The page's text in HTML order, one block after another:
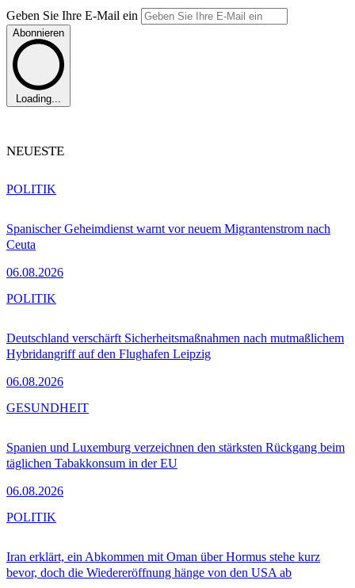
Geben Sie Ihre E-Mail ein
Abonnieren
Loading...
NEUESTE
Spanischer Geheimdienst warnt vor neuem Migrantenstrom nach
Ceuta
06.08.2026
POLITIK
Deutschland verschärft Sicherheitsmaßnahmen nach mutmaßlichem
Hybridangriff auf den Flughafen Leipzig
06.08.2026
POLITIK
Spanien und Luxemburg verzeichnen den stärksten Rückgang beim
täglichen Tabakkonsum in der EU
06.08.2026
GESUNDHEIT
Iran erklärt, ein Abkommen mit Oman über Hormus stehe kurz
bevor, doch die Wiedereröffnung hänge von den USA ab
POLITIK